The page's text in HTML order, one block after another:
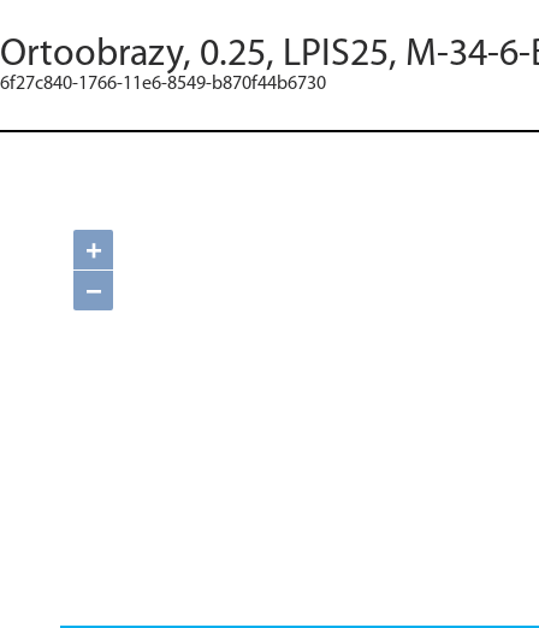
Ortoobrazy, 0.25, LPIS25, M-34-
6f27c840-1766-11e6-8549-b870f44b6730
+
−